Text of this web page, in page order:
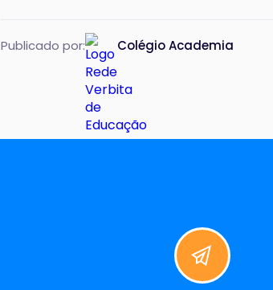
Publicado por: Colégio Academia